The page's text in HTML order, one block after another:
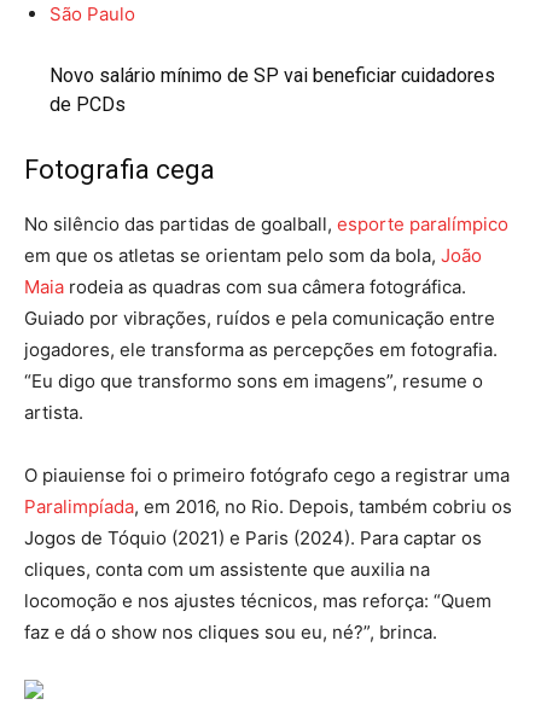
São Paulo
Novo salário mínimo de SP vai beneficiar cuidadores
de PCDs
Fotografia cega
No silêncio das partidas de goalball, esporte paralímpico
em que os atletas se orientam pelo som da bola, João
Maia rodeia as quadras com sua câmera fotográfica.
Guiado por vibrações, ruídos e pela comunicação entre
jogadores, ele transforma as percepções em fotografia.
“Eu digo que transformo sons em imagens”, resume o
artista.
O piauiense foi o primeiro fotógrafo cego a registrar uma
Paralimpíada, em 2016, no Rio. Depois, também cobriu os
Jogos de Tóquio (2021) e Paris (2024). Para captar os
cliques, conta com um assistente que auxilia na
locomoção e nos ajustes técnicos, mas reforça: “Quem
faz e dá o show nos cliques sou eu, né?”, brinca.